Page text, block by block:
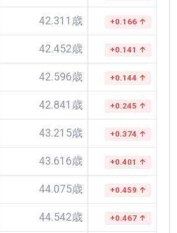
42.311歳 +0.166 ↑
42.452歳 +0.141 ↑
42.596歳 +0.144 ↑
42.841歳 +0.245 ↑
43.215歳 +0.374 ↑
43.616歳 +0.401 ↑
44.075歳 +0.459 ↑
44.542歳 +0.467 ↑